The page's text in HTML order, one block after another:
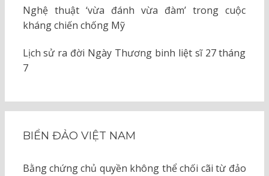
Nghệ thuật ‘vừa đánh vừa đàm’ trong cuộc
kháng chiến chống Mỹ
Lịch sử ra đời Ngày Thương binh liệt sĩ 27 tháng
7
BIỂN ĐẢO VIỆT NAM
Bằng chứng chủ quyền không thể chối cãi từ đảo